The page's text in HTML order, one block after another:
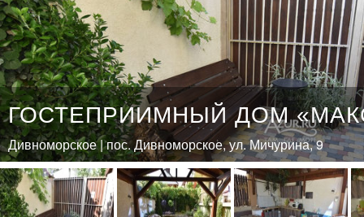
ГОСТЕПРИИМНЫЙ ДОМ
Дивноморское | пос. Дивноморское, ул. Мичурина, 9